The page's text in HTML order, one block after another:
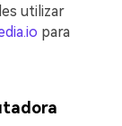
utilizar
para